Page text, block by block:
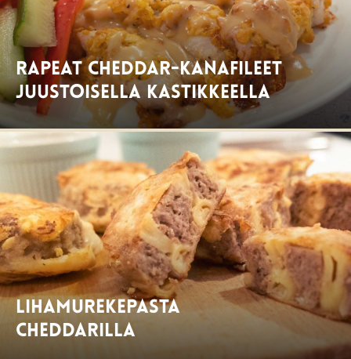
Rapeat cheddar-kanafileet
juustoisella kastikkeella
Lihamurekepasta
cheddarilla